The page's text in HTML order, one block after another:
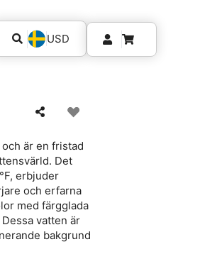
USD
är en fristad
Det
erbjuder
och erfarna
med färgglada
vatten är
bakgrund